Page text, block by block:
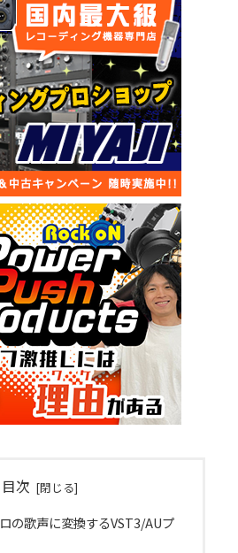
目次
の歌声に変換するVST3/AUプ